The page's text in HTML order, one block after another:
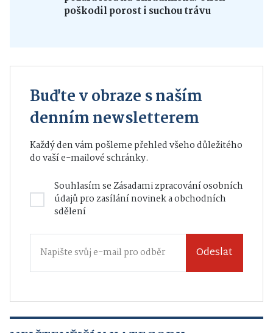
poškodil porost i suchou trávu
Buďte v obraze s naším
denním newsletterem
Každý den vám pošleme přehled všeho důležitého
do vaší e-mailové schránky.
Souhlasím seZásadami zpracování osobních
údajůpro zasílání novinek a obchodních
sdělení
Odeslat